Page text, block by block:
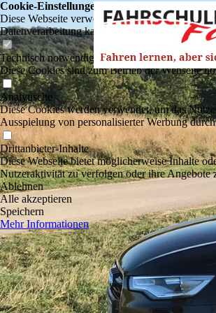
Cookie-Einstellungen
Diese Webseite verwendet Cookies, um
Datenverarbeitung kann dann auch in einem
Technisch notwendige
Diese Cookies sind zum Betrieb der Webseite
Analytische
Diese Cookies werden verwendet, um das
Ausspielung von personalisierter Werbung
Drittanbieter-Inhalte
Diese Webseite bietet möglicherweise Inhalte
Nutzeraktivität zu verfolgen oder ihre Angebote
Ablehnen
Alle akzeptieren
Speichern
Mehr Informationen